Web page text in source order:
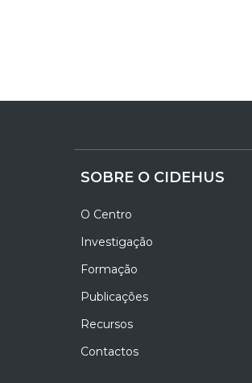
SOBRE O CIDEHUS
O Centro
Investigação
Formação
Publicações
Recursos
Contactos